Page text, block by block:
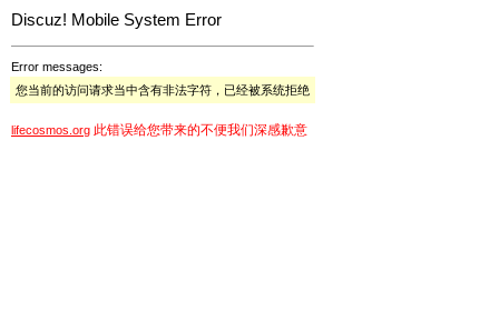
Discuz! Mobile System Error
Error messages:
您当前的访问请求当中含有非法字符，已经被系统拒绝
lifecosmos.org 此错误给您带来的不便我们深感歉意